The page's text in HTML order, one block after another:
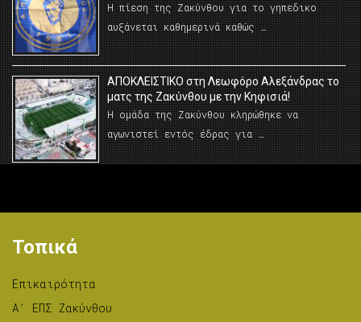
Η πίεση της Ζακύνθου για το γηπεδικο
αυξάνεται καθημερινά καθώς …
AΠΟΚΛΕΙΣΤΙΚΟ στη Λεωφόρο Αλεξάνδρας το
ματς της Ζακύνθου με την Κηφισιά!
Η ομάδα της Ζακύνθου κληρώθηκε να
αγωνιστεί εντός έδρας για …
Τοπικά
Επικαιρότητα
A’ ΕΠΣ Ζακύνθου